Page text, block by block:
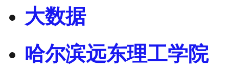
大数据
哈尔滨远东理工学院